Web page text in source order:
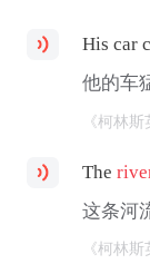
His car
他的车
《柯林
The
这条河
《柯林